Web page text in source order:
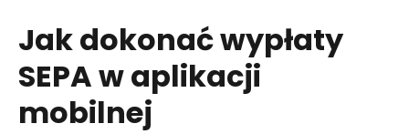
Jak dokonać wypłaty
SEPA w aplikacji
mobilnej